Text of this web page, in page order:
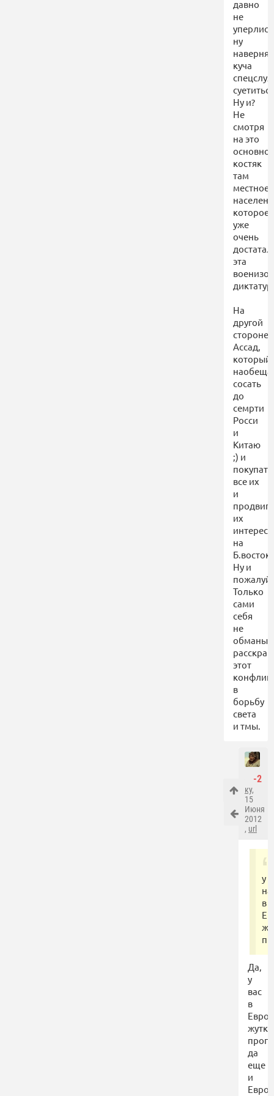
давно
не
ну
куча
Ну и?
Не
смотря
на это
костяк
там
местное
которое
уже
очень
эта
На
другой
стороне
Ассад,
который
сосать
до
семрти
Росси
и
Китаю
;) и
покупать
все их
и
их
интересы
на
Ну и
Только
сами
себя
не
этот
в
борьбу
света
и тмы.
-2
ку,
15
Июня
2012
, url
у
в
Да,
у
вас
в
да
еще
и
Евро